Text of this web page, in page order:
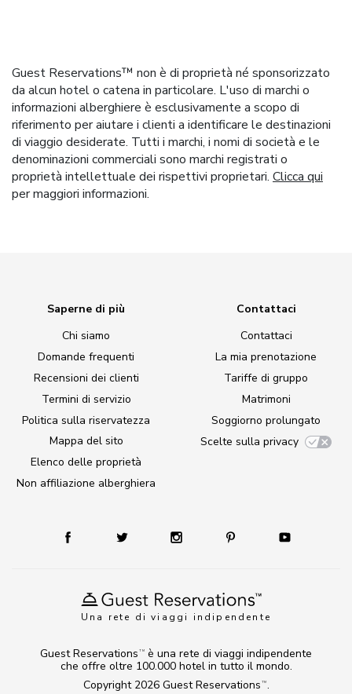
Guest Reservations™ non è di proprietà né sponsorizzato
da alcun hotel o catena in particolare. L'uso di marchi o
informazioni alberghiere è esclusivamente a scopo di
riferimento per aiutare i clienti a identificare le destinazioni
di viaggio desiderate. Tutti i marchi, i nomi di società e le
denominazioni commerciali sono marchi registrati o
proprietà intellettuale dei rispettivi proprietari. Clicca qui
per maggiori informazioni.
Una rete di viaggi indipendente
Saperne di più
Chi siamo
Domande frequenti
Recensioni dei clienti
Termini di servizio
Politica sulla riservatezza
Mappa del sito
Elenco delle proprietà
Non affiliazione alberghiera
Contattaci
Contattaci
La mia prenotazione
Tariffe di gruppo
Matrimoni
Soggiorno prolungato
Scelte sulla privacy
Copyright 2026 Guest Reservations TM .
Guest Reservations TM
è una rete di viaggi indipendente
che offre oltre 100.000 hotel in tutto il mondo.